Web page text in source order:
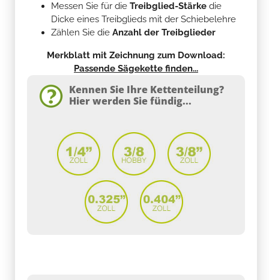
Messen Sie für die Treibglied-Stärke die
Dicke eines Treibglieds mit der Schiebelehre
Zählen Sie die Anzahl der Treibglieder
Merkblatt mit Zeichnung zum Download:
Passende Sägekette finden...
Kennen Sie Ihre Kettenteilung?
Hier werden Sie fündig...